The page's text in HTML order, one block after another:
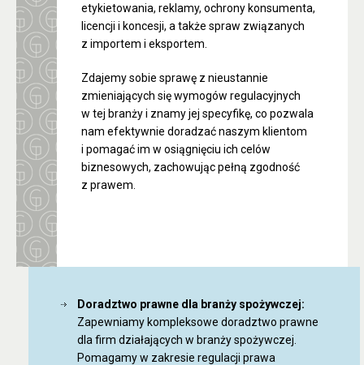
etykietowania, reklamy, ochrony konsumenta,
licencji i koncesji, a także spraw związanych
z importem i eksportem.
Zdajemy sobie sprawę z nieustannie
zmieniających się wymogów regulacyjnych
w tej branży i znamy jej specyfikę, co pozwala
nam efektywnie doradzać naszym klientom
i pomagać im w osiągnięciu ich celów
biznesowych, zachowując pełną zgodność
z prawem.
Doradztwo prawne dla branży spożywczej:
Zapewniamy kompleksowe doradztwo prawne
dla firm działających w branży spożywczej.
Pomagamy w zakresie regulacji prawa